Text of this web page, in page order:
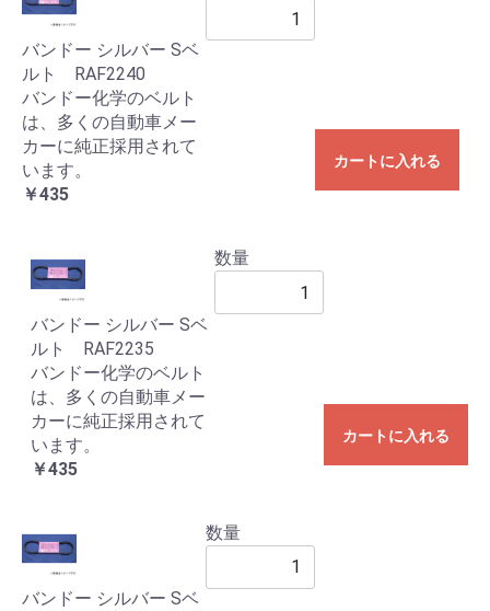
バンドー シルバー Sベ
ルト RAF2240
バンドー化学のベルト
は、多くの自動車メー
カーに純正採用されて
います。
￥435
カートに入れる
バンドー シルバー Sベ
ルト RAF2235
バンドー化学のベルト
は、多くの自動車メー
カーに純正採用されて
います。
￥435
数量
カートに入れる
バンドー シルバー Sベ
数量